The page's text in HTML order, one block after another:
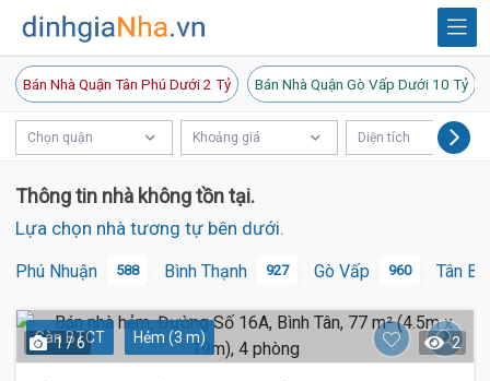
Bán Nhà Quận Tân Phú Dưới 2 Tỷ Bán Nhà Quận Gò Vấp Dưới 10 Tỷ
Chọn quận Khoảng giá Diện tích
Thông tin nhà không tồn tại.
Lựa chọn nhà tương tự bên dưới.
Phú Nhuận 588 Bình Thạnh 927 Gò Vấp 960 Tân
Sàn BTCT Hẻm (3 m)
1 / 6 2